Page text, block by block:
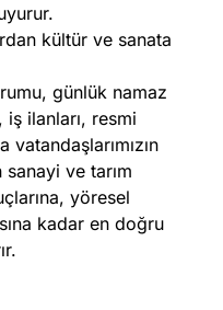
kültür ve sanata
günlük namaz
ilanları, resmi
sanayi ve tarım
yöresel
kadar en doğru